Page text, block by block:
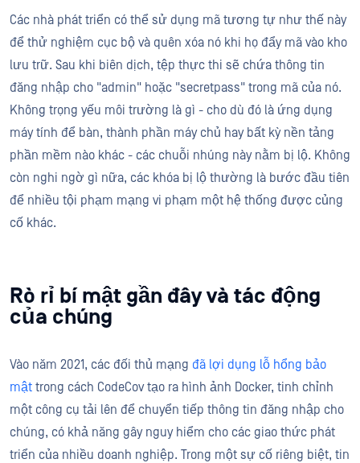
Các nhà phát triển có thể sử dụng mã tương tự như thế này
để thử nghiệm cục bộ và quên xóa nó khi họ đẩy mã vào kho
lưu trữ. Sau khi biên dịch, tệp thực thi sẽ chứa thông tin
đăng nhập cho "admin" hoặc "secretpass" trong mã của nó.
Không trọng yếu môi trường là gì - cho dù đó là ứng dụng
máy tính để bàn, thành phần máy chủ hay bất kỳ nền tảng
phần mềm nào khác - các chuỗi nhúng này nằm bị lộ. Không
còn nghi ngờ gì nữa, các khóa bị lộ thường là bước đầu tiên
để nhiều tội phạm mạng vi phạm một hệ thống được củng
cố khác.
Rò rỉ bí mật gần đây và tác động
của chúng
Vào năm 2021, các đối thủ mạng đã lợi dụng lỗ hổng bảo
mật trong cách CodeCov tạo ra hình ảnh Docker, tinh chỉnh
một công cụ tải lên để chuyển tiếp thông tin đăng nhập cho
chúng, có khả năng gây nguy hiểm cho các giao thức phát
triển của nhiều doanh nghiệp. Trong một sự cố riêng biệt, tin